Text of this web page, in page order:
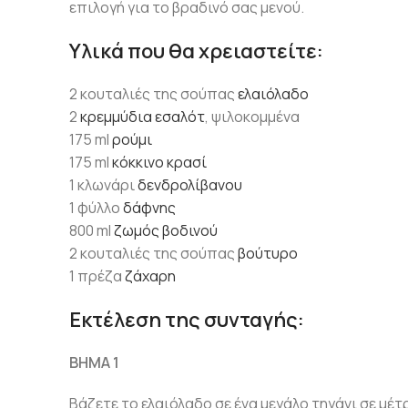
επιλογή για το βραδινό σας μενού.
Υλικά που θα χρειαστείτε:
2 κουταλιές της σούπαςελαιόλαδο
2κρεμμύδια εσαλότ, ψιλοκομμένα
175 mlρούμι
175 mlκόκκινο κρασί
1 κλωνάριδενδρολίβανου
1 φύλλοδάφνης
800 mlζωμός βοδινού
2 κουταλιές της σούπαςβούτυρο
1 πρέζαζάχαρη
Εκτέλεση της συνταγής:
ΒΗΜΑ 1
Βάζετε το ελαιόλαδο σε ένα μεγάλο τηγάνι σε